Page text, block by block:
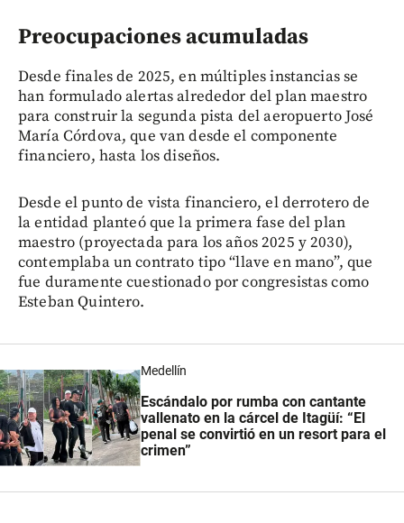
Preocupaciones acumuladas
Desde finales de 2025, en múltiples instancias se
han formulado alertas alrededor del plan maestro
para construir la segunda pista del aeropuerto José
María Córdova, que van desde el componente
financiero, hasta los diseños.
Desde el punto de vista financiero, el derrotero de
la entidad planteó que la primera fase del plan
maestro (proyectada para los años 2025 y 2030),
contemplaba un contrato tipo “llave en mano”, que
fue duramente cuestionado por congresistas como
Esteban Quintero.
Medellín
Escándalo por rumba con cantante
vallenato en la cárcel de Itagüí: “El
penal se convirtió en un resort para el
crimen”